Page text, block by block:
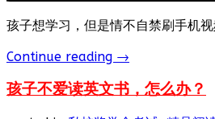
孩子想学习，但是情不自禁刷手机
Continue reading →
孩子不爱读英文书，怎么办？